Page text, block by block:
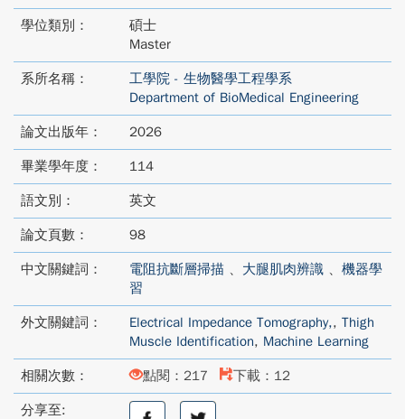
學位類別：
碩士
Master
系所名稱：
工學院 - 生物醫學工程學系
Department of BioMedical Engineering
論文出版年： 2026
畢業學年度： 114
語文別： 英文
論文頁數： 98
中文關鍵詞： 電阻抗斷層掃描 、 大腿肌肉辨識 、 機器學
習
外文關鍵詞： Electrical Impedance Tomography,, Thigh
Muscle Identification, Machine Learning
相關次數： 點閱：217 下載：12
分享至:
分
分